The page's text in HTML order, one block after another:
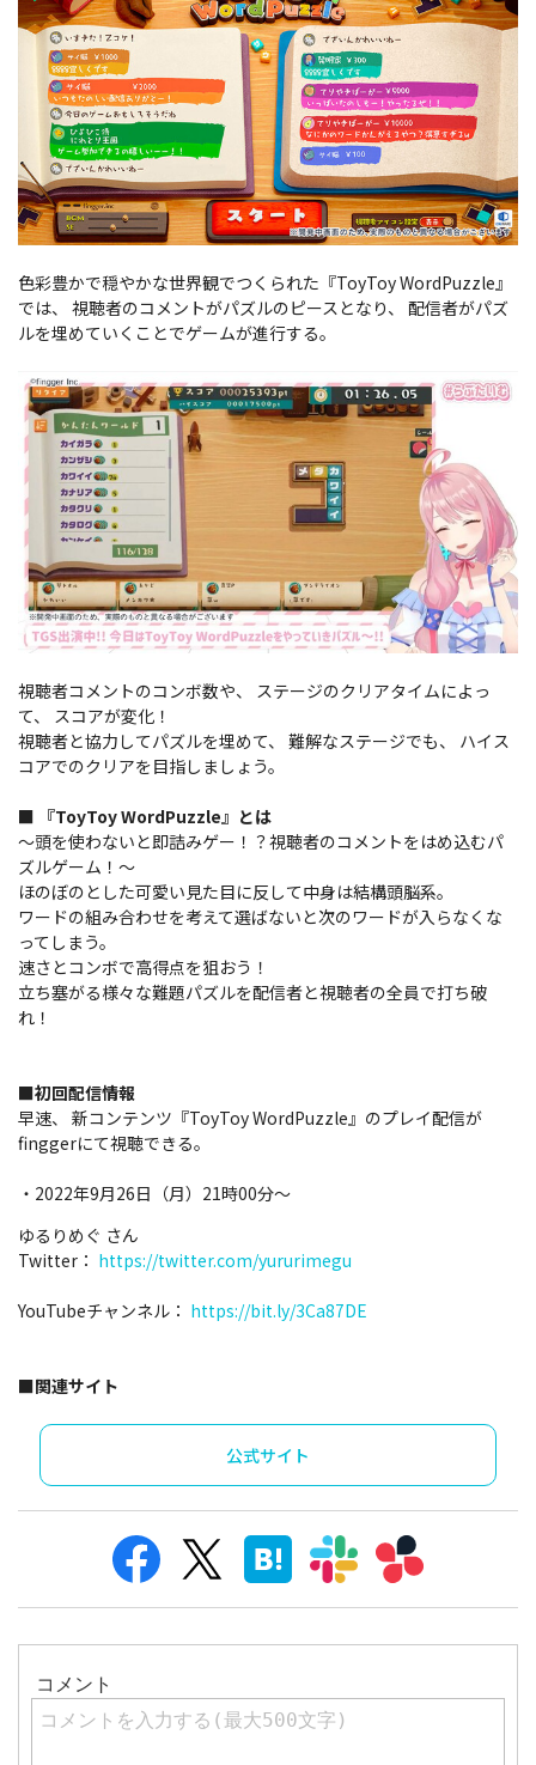
色彩豊かで穏やかな世界観でつくられた『ToyToy WordPuzzle』
では、 視聴者のコメントがパズルのピースとなり、 配信者がパズ
ルを埋めていくことでゲームが進行する。
視聴者コメントのコンボ数や、 ステージのクリアタイムによっ
て、 スコアが変化！
視聴者と協力してパズルを埋めて、 難解なステージでも、 ハイス
コアでのクリアを目指しましょう。
■ 『ToyToy WordPuzzle』とは
～頭を使わないと即詰みゲー！？視聴者のコメントをはめ込むパ
ズルゲーム！～
ほのぼのとした可愛い見た目に反して中身は結構頭脳系。
ワードの組み合わせを考えて選ばないと次のワードが入らなくな
ってしまう。
速さとコンボで高得点を狙おう！
立ち塞がる様々な難題パズルを配信者と視聴者の全員で打ち破
れ！
■初回配信情報
早速、 新コンテンツ『ToyToy WordPuzzle』のプレイ配信が
finggerにて視聴できる。
・2022年9月26日（月）21時00分～
ゆるりめぐ さん
Twitter： https://twitter.com/yururimegu
YouTubeチャンネル： https://bit.ly/3Ca87DE
■関連サイト
公式サイト